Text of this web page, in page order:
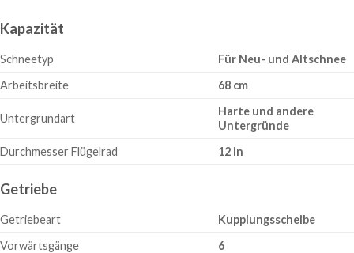
Kapazität
Schneetyp
Für Neu- und Altschnee
Arbeitsbreite
68 cm
Untergrundart
Harte und andere
Untergründe
Durchmesser Flügelrad
12 in
Getriebe
Getriebeart
Kupplungsscheibe
Vorwärtsgänge
6